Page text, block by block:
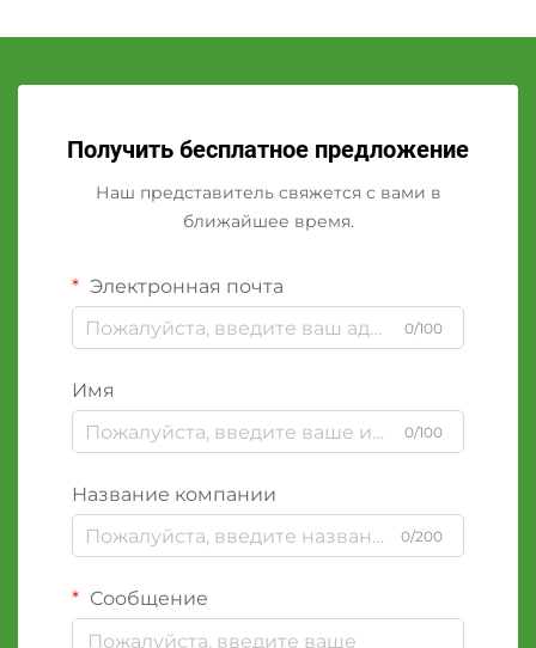
Получить бесплатное предложение
Наш представитель свяжется с вами в
ближайшее время.
Электронная почта
0/100
Имя
0/100
Название компании
0/200
Сообщение